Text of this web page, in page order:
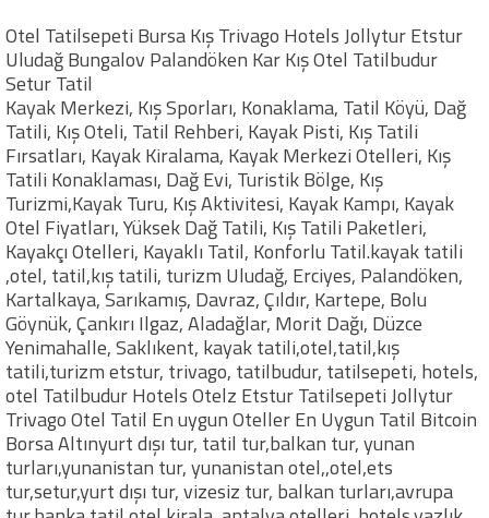
Otel Tatilsepeti Bursa Kış Trivago Hotels Jollytur Etstur
Uludağ Bungalov Palandöken Kar Kış Otel Tatilbudur
Setur Tatil
Kayak Merkezi, Kış Sporları, Konaklama, Tatil Köyü, Dağ
Tatili, Kış Oteli, Tatil Rehberi, Kayak Pisti, Kış Tatili
Fırsatları, Kayak Kiralama, Kayak Merkezi Otelleri, Kış
Tatili Konaklaması, Dağ Evi, Turistik Bölge, Kış
Turizmi,Kayak Turu, Kış Aktivitesi, Kayak Kampı, Kayak
Otel Fiyatları, Yüksek Dağ Tatili, Kış Tatili Paketleri,
Kayakçı Otelleri, Kayaklı Tatil, Konforlu Tatil.kayak tatili
,otel, tatil,kış tatili, turizm Uludağ, Erciyes, Palandöken,
Kartalkaya, Sarıkamış, Davraz, Çıldır, Kartepe, Bolu
Göynük, Çankırı Ilgaz, Aladağlar, Morit Dağı, Düzce
Yenimahalle, Saklıkent, kayak tatili,otel,tatil,kış
tatili,turizm etstur, trivago, tatilbudur, tatilsepeti, hotels,
otel Tatilbudur Hotels Otelz Etstur Tatilsepeti Jollytur
Trivago Otel Tatil En uygun Oteller En Uygun Tatil Bitcoin
Borsa Altınyurt dışı tur, tatil tur,balkan tur, yunan
turları,yunanistan tur, yunanistan otel,,otel,ets
tur,setur,yurt dışı tur, vizesiz tur, balkan turları,avrupa